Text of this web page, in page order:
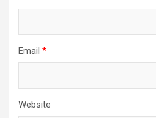
Email *
Website